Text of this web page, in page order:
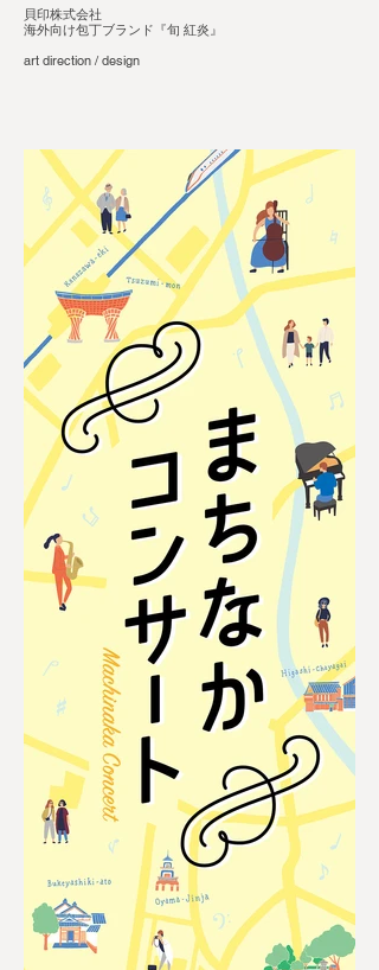
貝印株式会社
海外向け包丁ブランド『旬 紅炎』
art direction / design